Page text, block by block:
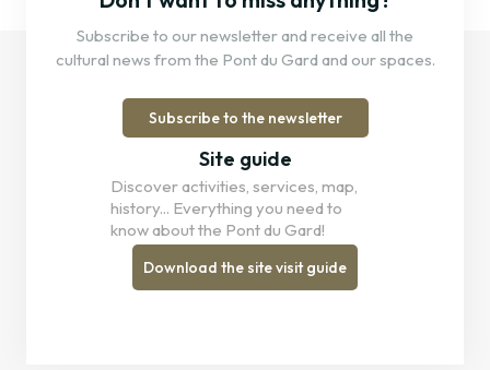
Subscribe to our newsletter and receive all the
cultural news from the Pont du Gard and our spaces.
Subscribe to the newsletter
Site guide
Discover activities, services, map,
history... Everything you need to
know about the Pont du Gard!
Download the site visit guide